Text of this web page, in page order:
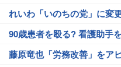
れいわ「いのちの党」に変
90歳患者を殴る? 看護助手
藤原竜也「労務改善」をア